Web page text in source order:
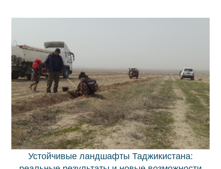
Устойчивые ландшафты Таджикистана: